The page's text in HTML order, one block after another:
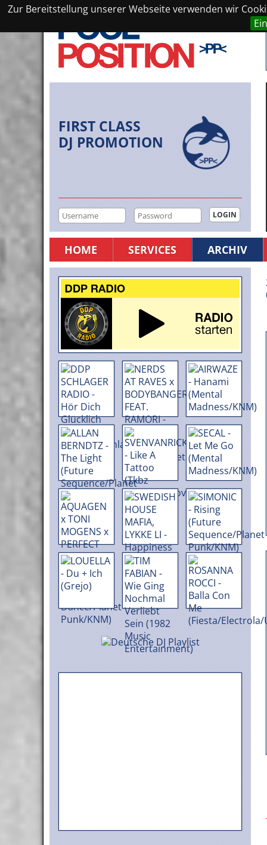
Zur Bereitstellung unserer Webseite verwenden wir
FIRST CLASS
DJ PROMOTION
HOME SERVICES ARCHIV